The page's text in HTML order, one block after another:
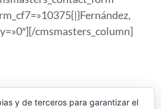
cmsmasters_column]
y de terceros para garantizar el